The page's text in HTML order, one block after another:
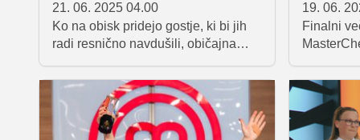
21. 06. 2025 04.00
Ko na obisk pridejo gostje, ki bi jih
radi resnično navdušili, običajna
Včasih želimo postreči nekaj
posebnega, nekaj, kar bo navdušilo
tako z videzom kot okusom – in
hkrati povedalo, da smo v kuhinji
19. 06.
Finalni
Poljanec
hodni
sladkimi
obe